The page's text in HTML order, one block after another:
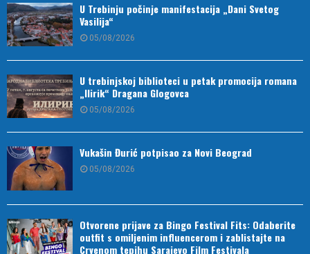
U Trebinju počinje manifestacija „Dani Svetog
Vasilija“
05/08/2026
U trebinjskoj biblioteci u petak promocija romana
„Ilirik“ Dragana Glogovca
05/08/2026
Vukašin Đurić potpisao za Novi Beograd
05/08/2026
Otvorene prijave za Bingo Festival Fits: Odaberite
outfit s omiljenim influencerom i zablistajte na
Crvenom tepihu Sarajevo Film Festivala